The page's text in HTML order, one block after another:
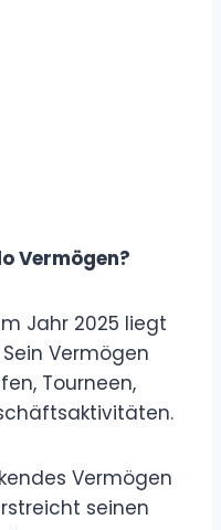
Vermögen?
Jahr 2025 liegt
Sein Vermögen
Tourneen,
Vermögen
seinen